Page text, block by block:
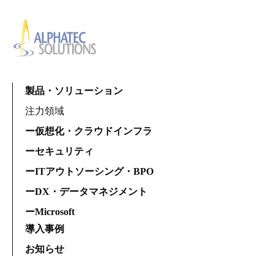
製品・ソリューション
注力領域
ー仮想化・クラウドインフラ
ーセキュリティ
ーITアウトソーシング・BPO
ーDX・データマネジメント
ーMicrosoft
導入事例
お知らせ